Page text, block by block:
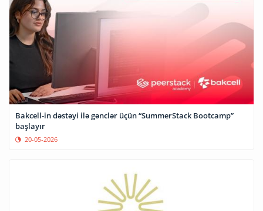
Bakcell-in dəstəyi ilə gənclər üçün “SummerStack Bootcamp”
başlayır
20-05-2026